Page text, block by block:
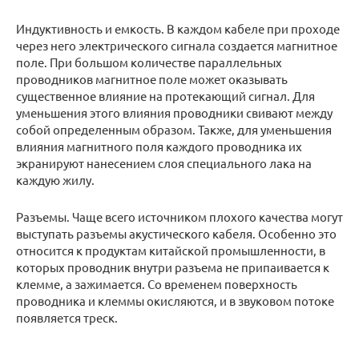
Индуктивность и емкость. В каждом кабеле при проходе
через него электрического сигнала создается магнитное
поле. При большом количестве параллельных
проводников магнитное поле может оказывать
существенное влияние на протекающий сигнал. Для
уменьшения этого влияния проводники свивают между
собой определенным образом. Также, для уменьшения
влияния магнитного поля каждого проводника их
экранируют нанесением слоя специального лака на
каждую жилу.
Разъемы. Чаще всего источником плохого качества могут
выступать разъемы акустического кабеля. Особенно это
относится к продуктам китайской промышленности, в
которых проводник внутри разъема не припаивается к
клемме, а зажимается. Со временем поверхность
проводника и клеммы окисляются, и в звуковом потоке
появляется треск.